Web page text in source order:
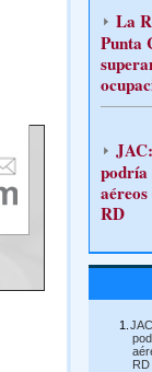
La
Punta
podría
RD
RD